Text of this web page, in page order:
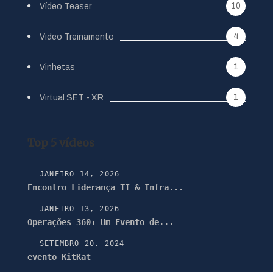
Vídeo Teaser 10
Video Treinamento 4
Vinhetas 1
Virtual SET - XR 1
Top 5 vídeos
JANEIRO 14, 2026
Encontro Liderança TI & Infra...
JANEIRO 13, 2026
Operações 360: Um Evento de...
SETEMBRO 20, 2024
evento KitKat